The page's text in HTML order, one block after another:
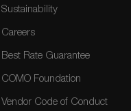
Sustainability
Careers
Best Rate Guarantee
COMO Foundation
Vendor Code of Conduct